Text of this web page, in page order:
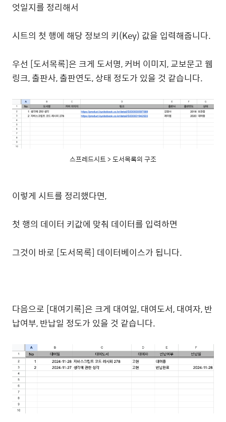
엇일지를 정리해서
시트의 첫 행에 해당 정보의 키(Key) 값을 입력해줍니다.
우선 [도서목록]은 크게 도서명, 커버 이미지, 교보문고 웹
링크, 출판사, 출판연도, 상태 정도가 있을 것 같습니다.
스프레드시트 > 도서목록의 구조
이렇게 시트를 정리했다면,
첫 행의 데이터 키값에 맞춰 데이터를 입력하면
그것이 바로 [도서목록] 데이터베이스가 됩니다.
다음으로 [대여기록]은 크게 대여일, 대여도서, 대여자, 반
납여부, 반납일 정도가 있을 것 같습니다.